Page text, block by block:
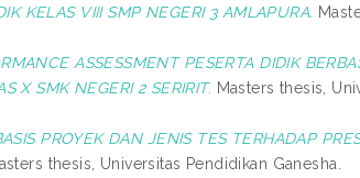
KELAS VIII SMP NEGERI 3 AMLAPURA.
ASSESSMENT PESERTA DIDIK
X SMK NEGERI 2 SERIRIT. Masters thesis,
PROYEK DAN JENIS TES TERHADAP
thesis, Universitas Pendidikan Ganesha.